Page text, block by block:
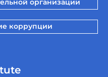
коррупции